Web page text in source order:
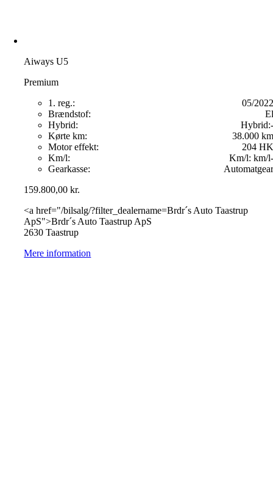
Aiways U5
Premium
1. reg.:
05/2022
Brændstof:
El
Hybrid:
Hybrid:-
Kørte km:
38.000 km
Motor effekt:
204 HK
Km/l:
Km/l: -
km/l
Gearkasse:
Automatgear
159.800,00kr.
<a href="/bilsalg/?filter_dealername=Brdr´s Auto Taastrup
ApS">Brdr´s Auto Taastrup ApS
2630 Taastrup
Mere information